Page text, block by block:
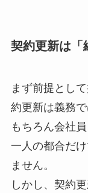
契約更新は「
まず前提とし
約更新は義務
もちろん会社
一人の都合だ
ません。
しかし、契約